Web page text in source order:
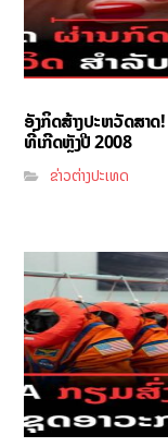
ອັງກິດສ້າງປະຫວັດສາ
ທີ່ເກີດຫຼັງປີ 2008
ຂ່າວຕ່າງປະເທດ